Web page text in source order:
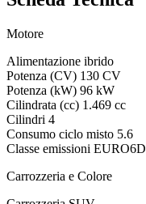
Motore
Alimentazione ibrido
Potenza (CV) 130 CV
Potenza (kW) 96 kW
Cilindrata (cc) 1.469 cc
Cilindri 4
Consumo ciclo misto 5.6
Classe emissioni EURO6D
Carrozzeria e Colore